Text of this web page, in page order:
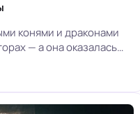
конями и драконами
— а она оказалась
кочевников